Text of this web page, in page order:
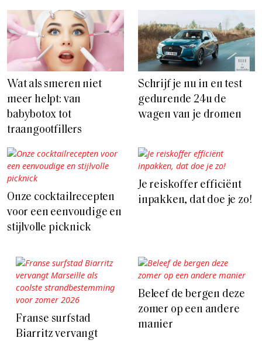
Wat als smeren niet
meer helpt: van
babybotox tot
traangootfillers
Schrijf je nu in en test
gedurende 24u de
wagen van je dromen
Onze cocktailrecepten
voor een eenvoudige en
stijlvolle picknick
Je reiskoffer efficiënt
inpakken, dat doe je zo!
Franse surfstad
Biarritz vervangt
Beleef de bergen deze
zomer op een andere
manier